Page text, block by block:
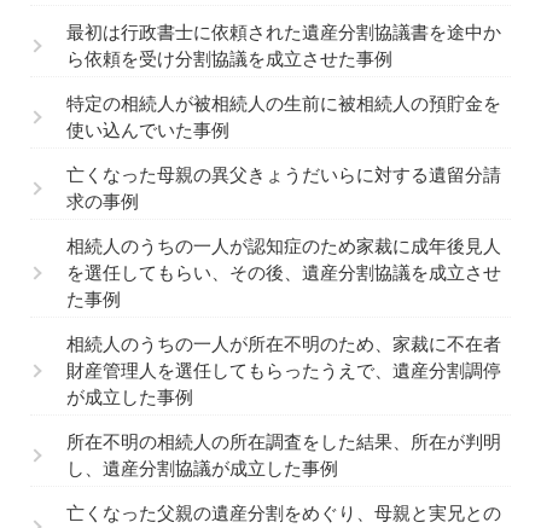
最初は行政書士に依頼された遺産分割協議書を途中か
ら依頼を受け分割協議を成立させた事例
特定の相続人が被相続人の生前に被相続人の預貯金を
使い込んでいた事例
亡くなった母親の異父きょうだいらに対する遺留分請
求の事例
相続人のうちの一人が認知症のため家裁に成年後見人
を選任してもらい、その後、遺産分割協議を成立させ
た事例
相続人のうちの一人が所在不明のため、家裁に不在者
財産管理人を選任してもらったうえで、遺産分割調停
が成立した事例
所在不明の相続人の所在調査をした結果、所在が判明
し、遺産分割協議が成立した事例
亡くなった父親の遺産分割をめぐり、母親と実兄との